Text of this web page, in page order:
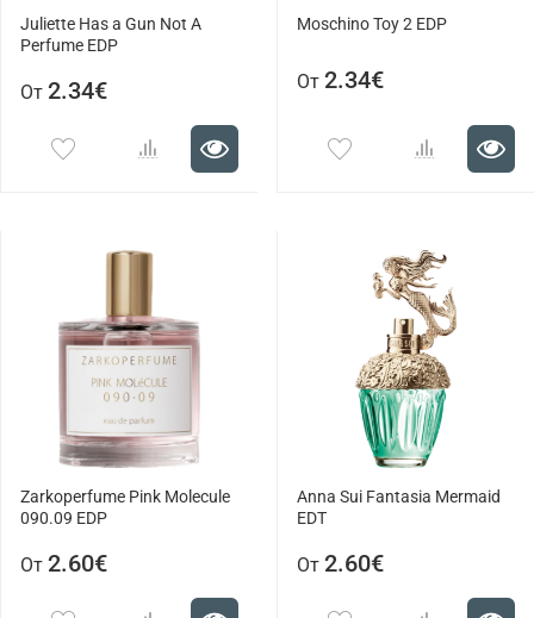
Juliette Has a Gun Not A
Perfume EDP
От 2.34€
Moschino Toy 2 EDP
От 2.34€
Zarkoperfume Pink Molecule
090.09 EDP
От 2.60€
Anna Sui Fantasia Mermaid
EDT
От 2.60€